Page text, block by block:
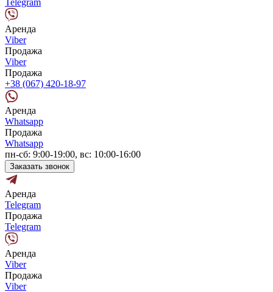
Telegram
Аренда
Viber
Продажа
Viber
Продажа
+38 (067) 420-18-97
Аренда
Whatsapp
Продажа
Whatsapp
пн-сб: 9:00-19:00, вс: 10:00-16:00
Заказать звонок
Аренда
Telegram
Продажа
Telegram
Аренда
Viber
Продажа
Viber